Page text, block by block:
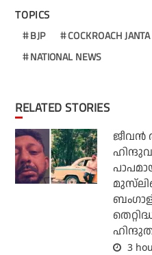
TOPICS
BJP
COCKROACH
NATIONAL NEWS
RELATED STORIES
ജീവന്‍
3